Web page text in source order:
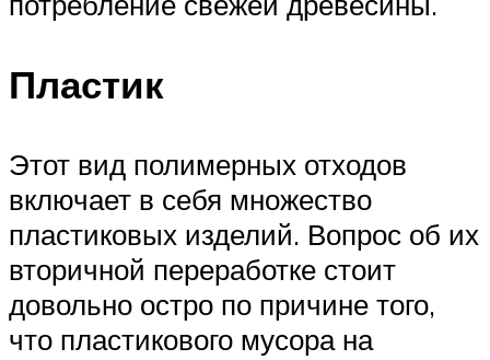
Пластик
Этот вид полимерных отходов
включает в себя множество
пластиковых изделий. Вопрос об их
вторичной переработке стоит
довольно остро по причине того,
что пластикового мусора на